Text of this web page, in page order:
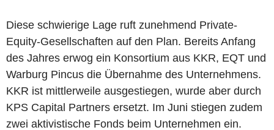
Diese schwierige Lage ruft zunehmend Private-
Equity-Gesellschaften auf den Plan. Bereits Anfang
des Jahres erwog ein Konsortium aus KKR, EQT und
Warburg Pincus die Übernahme des Unternehmens.
KKR ist mittlerweile ausgestiegen, wurde aber durch
KPS Capital Partners ersetzt. Im Juni stiegen zudem
zwei aktivistische Fonds beim Unternehmen ein.